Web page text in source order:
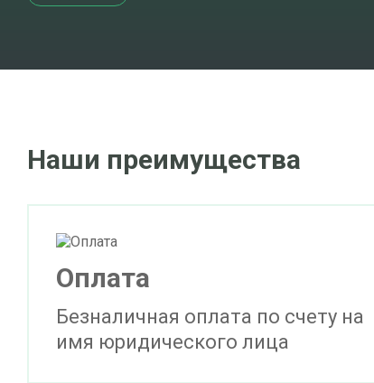
Наши преимущества
Оплата
Безналичная оплата по счету на
имя юридического лица